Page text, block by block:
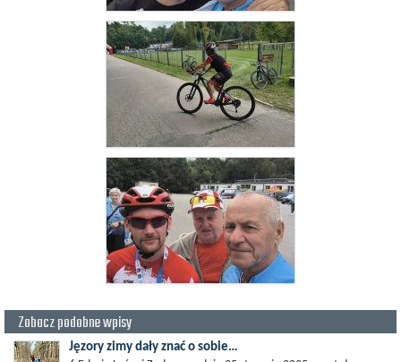
Zobacz podobne wpisy
Jęzory zimy dały znać o sobie…